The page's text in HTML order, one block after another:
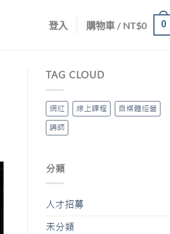
登入 購物車 / NT$0 0
TAG CLOUD
網紅 線上課程
自媒體經營
講師
分類
人才招募
未分類